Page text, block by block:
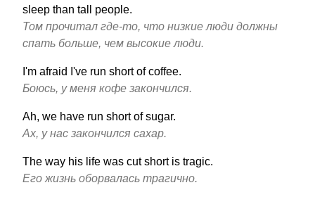
sleep than tall people.
Том прочитал где-то, что низкие люди должны
спать больше, чем высокие люди.
I'm afraid I've run short of coffee.
Боюсь, у меня кофе закончился.
Ah, we have run short of sugar.
Ах, у нас закончился сахар.
The way his life was cut short is tragic.
Его жизнь оборвалась трагично.